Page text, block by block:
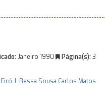
Janeiro 1990 Página(s):3
J. Bessa Sousa Carlos Matos